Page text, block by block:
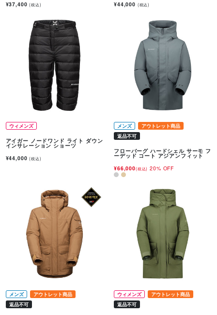
¥37,400(税込)
¥44,000 (税込)
ウィメンズ
アイガー ノードワンド ライト ダウン
インサレーション ショーツ
¥44,000(税込)
メンズ
アウトレット商品
返品不可
フローバーグ ハードシェル サーモ フ
ーデッド コート アジアンフィット
¥66,000(税込) 20% OFF
メンズ
アウトレット商品
返品不可
ウィメンズ
アウトレット商品
返品不可